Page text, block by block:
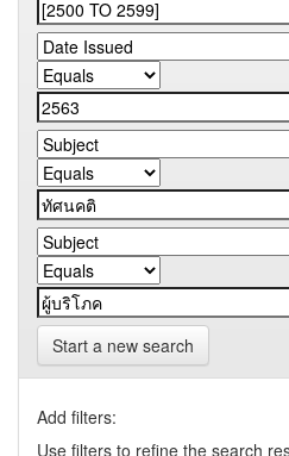
Start a new search
Add filters:
Use filters to refine the search